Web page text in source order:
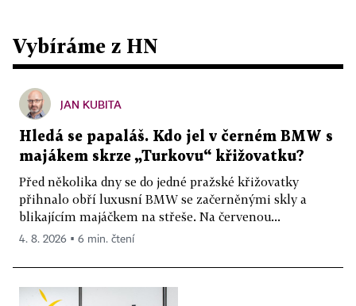
Vybíráme z HN
JAN KUBITA
Hledá se papaláš. Kdo jel v černém BMW s
majákem skrze „Turkovu“ křižovatku?
Před několika dny se do jedné pražské křižovatky
přihnalo obří luxusní BMW se začerněnými skly a
blikajícím majáčkem na střeše. Na červenou...
4. 8. 2026 ▪ 6 min. čtení